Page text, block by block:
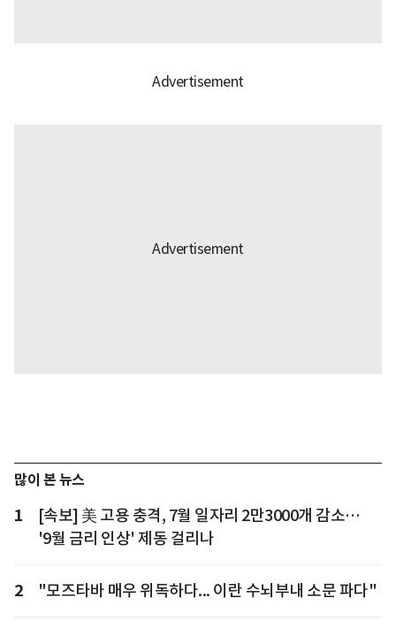
많이 본 뉴스
1
[속보] 美 고용 충격, 7월 일자리 2만3000개 감소…
'9월 금리 인상' 제동 걸리나
2 "모즈타바 매우 위독하다... 이란 수뇌부내 소문 파다"